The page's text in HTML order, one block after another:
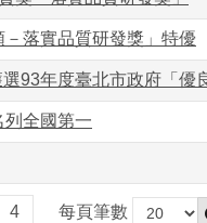
落實品質研發獎」特優
93年度臺北市政府「優
全國第一
4 每頁筆數